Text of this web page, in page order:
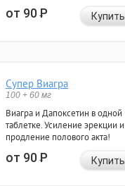
от 90Р Купить
Супер Виагра
100 + 60 мг
Виагра и Дапоксетин в одной
таблетке. Усиление эрекции и
продление полового акта!
от 90Р Купить